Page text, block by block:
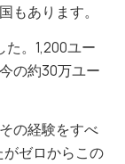
もあります。
た。1,200ユー
の約30万ユー
の経験をすべ
ゼロからこの